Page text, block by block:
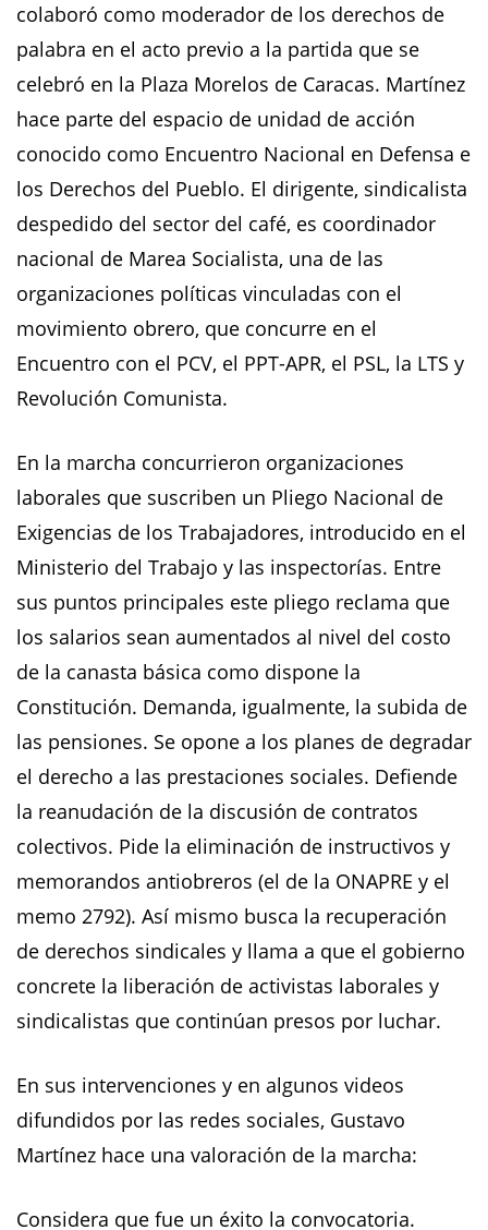
colaboró como moderador de los derechos de
palabra en el acto previo a la partida que se
celebró en la Plaza Morelos de Caracas. Martínez
hace parte del espacio de unidad de acción
conocido como Encuentro Nacional en Defensa e
los Derechos del Pueblo. El dirigente, sindicalista
despedido del sector del café, es coordinador
nacional de Marea Socialista, una de las
organizaciones políticas vinculadas con el
movimiento obrero, que concurre en el
Encuentro con el PCV, el PPT-APR, el PSL, la LTS y
Revolución Comunista.
En la marcha concurrieron organizaciones
laborales que suscriben un Pliego Nacional de
Exigencias de los Trabajadores, introducido en el
Ministerio del Trabajo y las inspectorías. Entre
sus puntos principales este pliego reclama que
los salarios sean aumentados al nivel del costo
de la canasta básica como dispone la
Constitución. Demanda, igualmente, la subida de
las pensiones. Se opone a los planes de degradar
el derecho a las prestaciones sociales. Defiende
la reanudación de la discusión de contratos
colectivos. Pide la eliminación de instructivos y
memorandos antiobreros (el de la ONAPRE y el
memo 2792). Así mismo busca la recuperación
de derechos sindicales y llama a que el gobierno
concrete la liberación de activistas laborales y
sindicalistas que continúan presos por luchar.
En sus intervenciones y en algunos videos
difundidos por las redes sociales, Gustavo
Martínez hace una valoración de la marcha:
​Considera que fue un éxito la convocatoria.